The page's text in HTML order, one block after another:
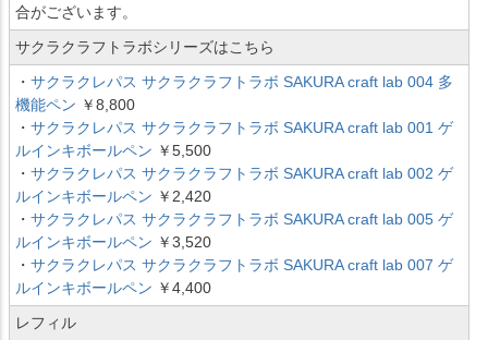
合がございます。
サクラクラフトラボシリーズはこちら
・ サクラクレパス サクラクラフトラボ SAKURA craft lab 004 多
機能ペン ￥8,800
・ サクラクレパス サクラクラフトラボ SAKURA craft lab 001 ゲ
ルインキボールペン ￥5,500
・ サクラクレパス サクラクラフトラボ SAKURA craft lab 002 ゲ
ルインキボールペン ￥2,420
・ サクラクレパス サクラクラフトラボ SAKURA craft lab 005 ゲ
ルインキボールペン ￥3,520
・ サクラクレパス サクラクラフトラボ SAKURA craft lab 007 ゲ
ルインキボールペン ￥4,400
レフィル